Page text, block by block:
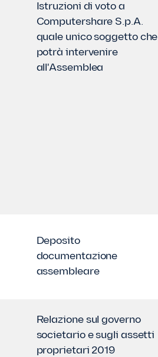
Istruzioni di voto a
Computershare S.p.A.
quale unico soggetto che
potrà intervenire
all'Assemblea
Deposito
documentazione
assembleare
Relazione sul governo
societario e sugli assetti
proprietari 2019